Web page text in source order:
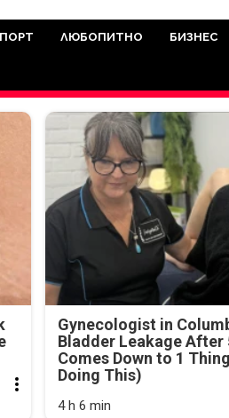
която има
се
ЛЮБОПИТНО БИЗНЕС
Gynecologist in
Bladder Leakage After
Comes Down to 1
Doing This)
4 h 6 min